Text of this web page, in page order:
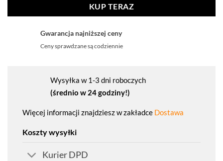
KUP TERAZ
Gwarancja najniższej ceny
Ceny sprawdzane są codziennie
Wysyłka w 1-3 dni roboczych
(średnio w 24 godziny!)
Więcej informacji znajdziesz w zakładce Dostawa
Koszty wysyłki
Kurier DPD